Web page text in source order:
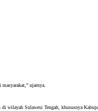
ujarnya.
wilayah Sulawesi Tengah, khususnya